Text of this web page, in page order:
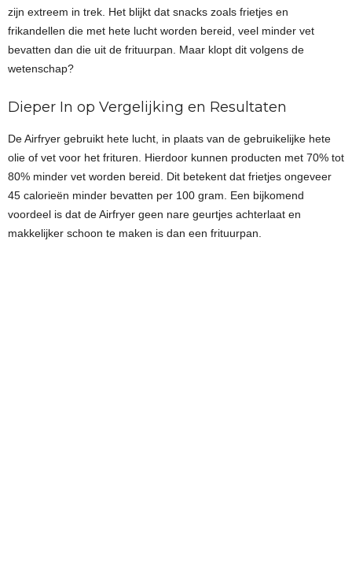
zijn extreem in trek. Het blijkt dat snacks zoals frietjes en
frikandellen die met hete lucht worden bereid, veel minder vet
bevatten dan die uit de frituurpan. Maar klopt dit volgens de
wetenschap?
Dieper In op Vergelijking en Resultaten
De Airfryer gebruikt hete lucht, in plaats van de gebruikelijke hete
olie of vet voor het frituren. Hierdoor kunnen producten met 70% tot
80% minder vet worden bereid. Dit betekent dat frietjes ongeveer
45 calorieën minder bevatten per 100 gram. Een bijkomend
voordeel is dat de Airfryer geen nare geurtjes achterlaat en
makkelijker schoon te maken is dan een frituurpan.